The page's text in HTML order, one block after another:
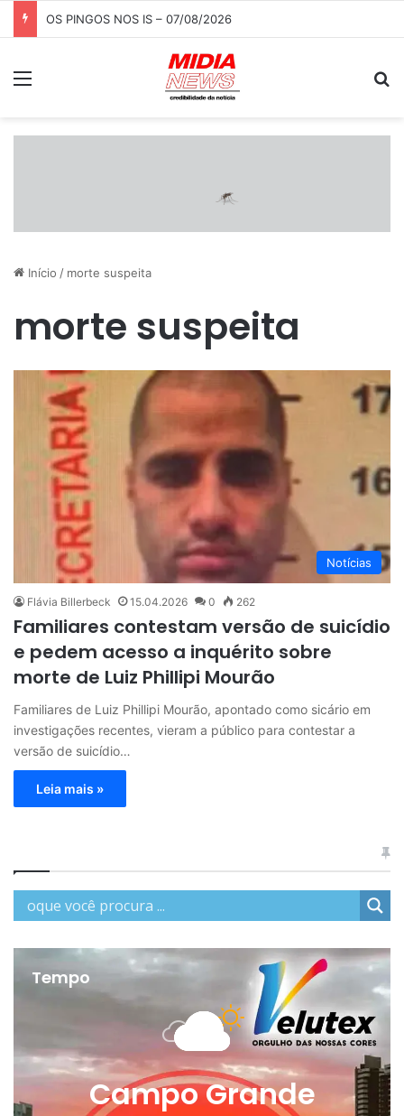
OS PINGOS NOS IS – 07/08/2026
Início / morte suspeita
morte suspeita
Notícias
Flávia Billerbeck 15.04.2026 0 262
Familiares contestam versão de suicídio
e pedem acesso a inquérito sobre
morte de Luiz Phillipi Mourão
Familiares de Luiz Phillipi Mourão, apontado como sicário em
investigações recentes, vieram a público para contestar a
versão de suicídio…
Leia mais »
Tempo
Campo Grande